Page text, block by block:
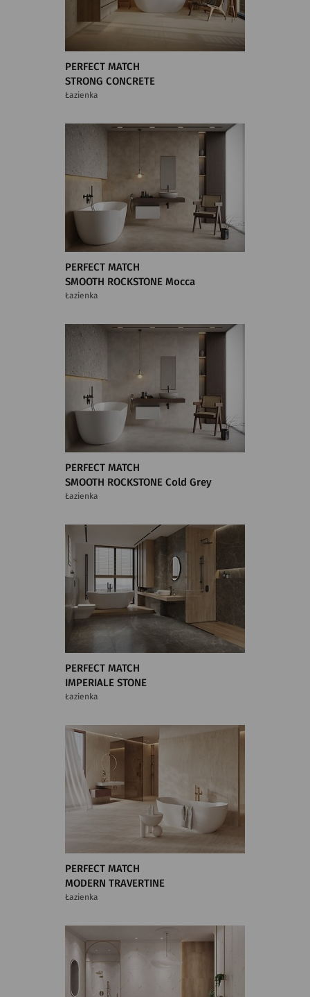
PERFECT MATCH
STRONG CONCRETE
Łazienka
PERFECT MATCH
SMOOTH ROCKSTONE Mocca
Łazienka
PERFECT MATCH
SMOOTH ROCKSTONE Cold Grey
Łazienka
PERFECT MATCH
IMPERIALE STONE
Łazienka
PERFECT MATCH
MODERN TRAVERTINE
Łazienka